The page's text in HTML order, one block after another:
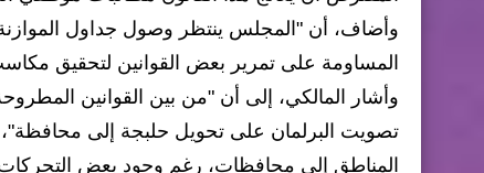
وأضاف، أن "المجلس ينتظر وصول جداول
المساومة على تمرير بعض القوانين لتحقيق
وأشار المالكي، إلى أن "من بين القوانين
تصويت البرلمان على تحويل حلبجة إلى محافظة"،
المناطق إلى محافظات، رغم وجود بعض التحركات